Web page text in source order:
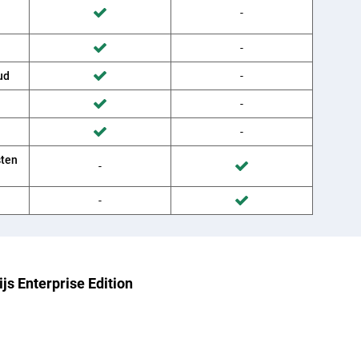
Wordt gedaan door Belsimpel Wordt niet gedaan door Provider
-
Wordt gedaan door Belsimpel Wordt niet gedaan door Provider
-
Wordt gedaan door Belsimpel Wordt niet gedaan door Provider
-
Wordt gedaan door Belsimpel Wordt niet gedaan door Provider
-
Wordt gedaan door Belsimpel Wordt niet gedaan door Provider
-
Wordt niet gedaan door Belsimpel
- Wordt gedaan door Provider
Wordt niet gedaan door Belsimpel
- Wordt gedaan door Provider
Enterprise Edition